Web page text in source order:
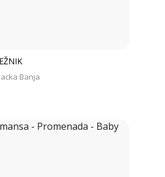
Banja